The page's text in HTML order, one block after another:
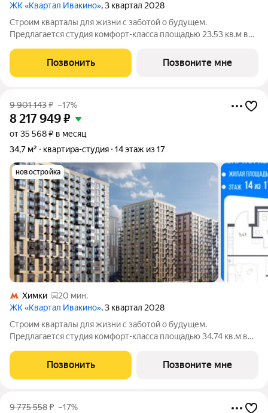
ЖК «Квартал Ивакино», 3 квартал 2028
Строим кварталы для жизни с заботой о будущем.
Предлагается студия комфорт-класса площадью 23.53 кв.м в
комплексе "Квартал Ивакино".Позаботились о вашем
времени, поэтому квартиры доступны с
Позвонить Позвоните мне
9 901 143₽ –17%
8 217 949₽
от 35 568 ₽ в месяц
34,7 м²
квартира-студия 14 этаж из 17
новостройка
Химки
20 мин.
ЖК «Квартал Ивакино», 3 квартал 2028
Строим кварталы для жизни с заботой о будущем.
Предлагается студия комфорт-класса площадью 34.74 кв.м в
комплексе "Квартал Ивакино".Позаботились о вашем
времени, поэтому квартиры доступны с
Позвонить Позвоните мне
9 775 558₽ –17%